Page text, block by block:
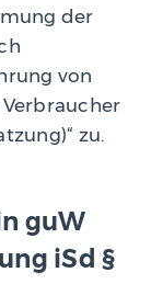
der
von
zu.
guW
iSd §